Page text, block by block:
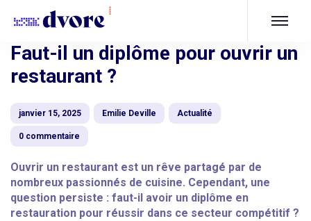
Faut-il un diplôme pour ouvrir un
restaurant ?
janvier 15, 2025 Emilie Deville Actualité
0 commentaire
Ouvrir un restaurant est un rêve partagé par de
nombreux passionnés de cuisine. Cependant, une
question persiste : faut-il avoir un diplôme en
restauration pour réussir dans ce secteur compétitif ?